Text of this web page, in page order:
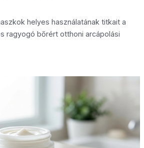
helyes használatának titkait a
ragyogó bőrért otthoni arcápolási